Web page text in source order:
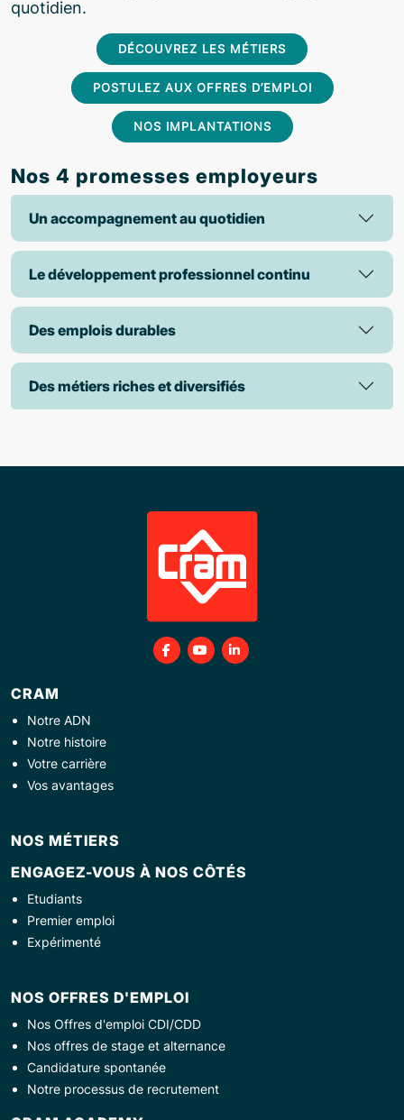
quotidien.
DÉCOUVREZ LES MÉTIERS
POSTULEZ AUX OFFRES D’EMPLOI
NOS IMPLANTATIONS
Nos 4 promesses employeurs
Un accompagnement au quotidien
Le développement professionnel continu
Des emplois durables
Des métiers riches et diversifiés
CRAM
Notre ADN
Notre histoire
Votre carrière
Vos avantages
NOS MÉTIERS
ENGAGEZ-VOUS À NOS CÔTÉS
Etudiants
Premier emploi
Expérimenté
NOS OFFRES D'EMPLOI
Nos Offres d'emploi CDI/CDD
Nos offres de stage et alternance
Candidature spontanée
Notre processus de recrutement